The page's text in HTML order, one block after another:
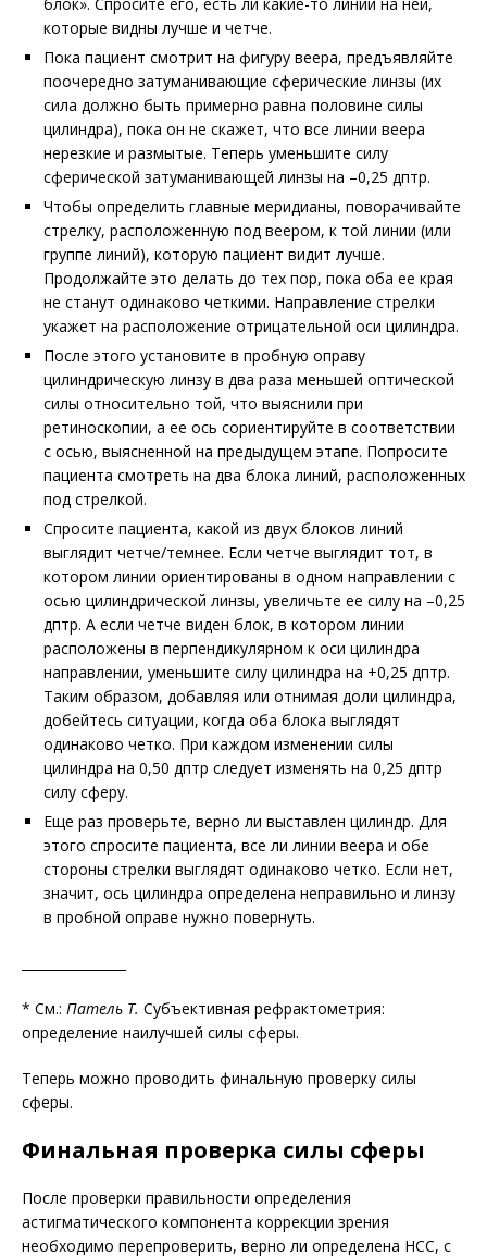
которые видны лучше и четче.
Пока пациент смотрит на фигуру веера, предъявляйте
поочередно затуманивающие сферические линзы (их
сила должно быть примерно равна половине силы
цилиндра), пока он не скажет, что все линии веера
нерезкие и размытые. Теперь уменьшите силу
сферической затуманивающей линзы на –0,25 дптр.
Чтобы определить главные меридианы, поворачивайте
стрелку, расположенную под веером, к той линии (или
группе линий), которую пациент видит лучше.
Продолжайте это делать до тех пор, пока оба ее края
не станут одинаково четкими. Направление стрелки
укажет на расположение отрицательной оси цилиндра.
После этого установите в пробную оправу
цилиндрическую линзу в два раза меньшей оптической
силы относительно той, что выяснили при
ретиноскопии, а ее ось сориентируйте в соответствии
с осью, выясненной на предыдущем этапе. Попросите
пациента смотреть на два блока линий, расположенных
под стрелкой.
Спросите пациента, какой из двух блоков линий
выглядит четче/темнее. Если четче выглядит тот, в
котором линии ориентированы в одном направлении с
осью цилиндрической линзы, увеличьте ее силу на –0,25
дптр. А если четче виден блок, в котором линии
расположены в перпендикулярном к оси цилиндра
направлении, уменьшите силу цилиндра на +0,25 дптр.
Таким образом, добавляя или отнимая доли цилиндра,
добейтесь ситуации, когда оба блока выглядят
одинаково четко. При каждом изменении силы
цилиндра на 0,50 дптр следует изменять на 0,25 дптр
силу сферу.
Еще раз проверьте, верно ли выставлен цилиндр. Для
этого спросите пациента, все ли линии веера и обе
стороны стрелки выглядят одинаково четко. Если нет,
значит, ось цилиндра определена неправильно и линзу
в пробной оправе нужно повернуть.
* См.: Патель Т. Субъективная рефрактометрия:
определение наилучшей силы сферы.
Теперь можно проводить финальную проверку силы
сферы.
Финальная проверка силы сферы
После проверки правильности определения
астигматического компонента коррекции зрения
необходимо перепроверить, верно ли определена НСС, с